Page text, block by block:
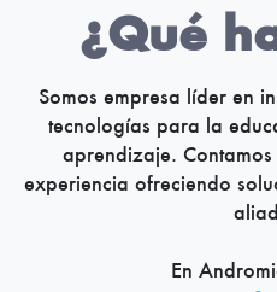
¿Qué
Somos empresa líder en
tecnologías para la
aprendizaje.
experiencia ofreciendo
En